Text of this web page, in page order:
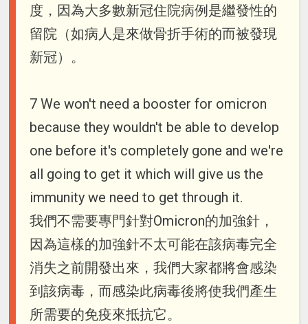
度，因為大多數新冠住院病例是繼發性的
留院（如病人是來做骨折手術的而被發現
新冠）。
7 We won't need a booster for omicron
because they wouldn't be able to develop
one before it's completely gone and we're
all going to get it which will give us the
immunity we need to get through it.
我們不需要專門針對Omicron的加強針，
因為這樣的加強針不太可能在該病毒完全
消失之前開發出來，我們大家都將會感染
到該病毒，而感染此病毒後將使我們產生
所需要的免疫來抵抗它。